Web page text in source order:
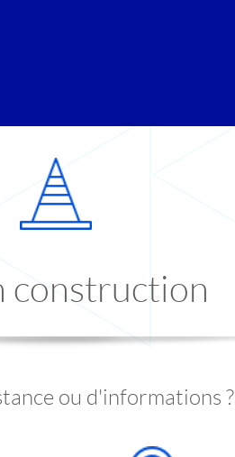
construction
ou d'informations ?